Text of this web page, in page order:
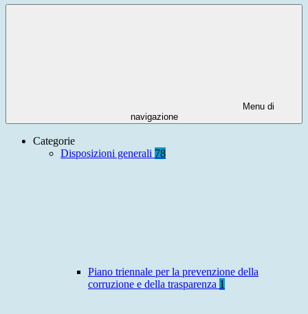
Menu di
navigazione
Categorie
Disposizioni generali 78
Piano triennale per la prevenzione della
corruzione e della trasparenza 1